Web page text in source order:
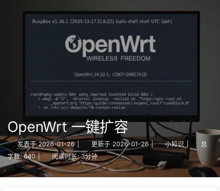
OpenWrt 一键扩容
发表于 2026-01-26 更新于 2026-01-26 | 小知识
总
字数: 640 | 阅读时长: 3分钟